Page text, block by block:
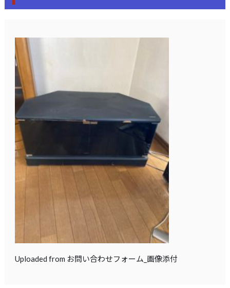
Uploaded from お問い合わせフォーム_画像添付